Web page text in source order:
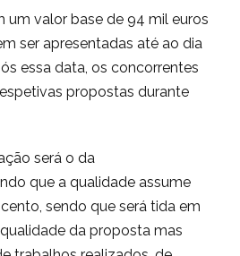
um valor base de 94 mil euros
ser apresentadas até ao dia
essa data, os concorrentes
propostas durante
será o da
que a qualidade assume
sendo que será tida em
da proposta mas